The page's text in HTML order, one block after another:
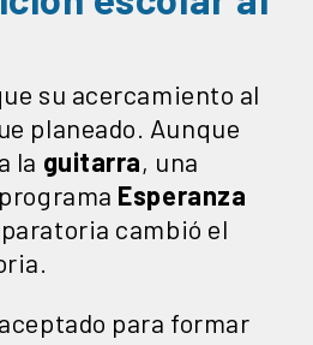
su acercamiento al
planeado. Aunque
la guitarra, una
Esperanza
cambió el
para formar